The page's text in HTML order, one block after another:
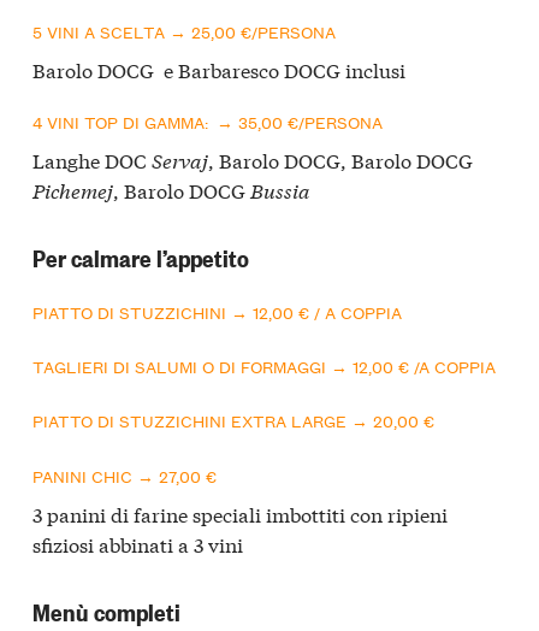
5 VINI A SCELTA → 25,00 €/PERSONA
Barolo DOCG e Barbaresco DOCG inclusi
4 VINI TOP DI GAMMA: → 35,00 €/PERSONA
Langhe DOC Servaj, Barolo DOCG, Barolo DOCG
Pichemej, Barolo DOCG Bussia
Per calmare l’appetito
PIATTO DI STUZZICHINI → 12,00 € / A COPPIA
TAGLIERI DI SALUMI O DI FORMAGGI → 12,00 € /A COPPIA
PIATTO DI STUZZICHINI EXTRA LARGE → 20,00 €
PANINI CHIC → 27,00 €
3 panini di farine speciali imbottiti con ripieni
sfiziosi abbinati a 3 vini
Menù completi